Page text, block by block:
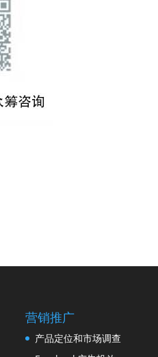
营销推广
产品定位和市场调查